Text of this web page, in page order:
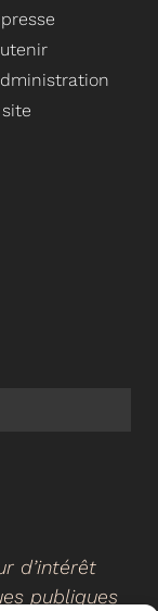
d’intérêt
publiques